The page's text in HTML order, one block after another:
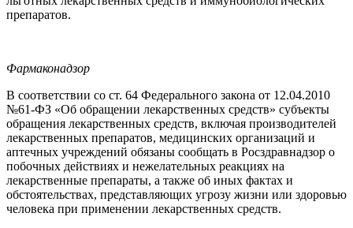
препаратов.
Фармаконадзор
В соответствии со ст. 64 Федерального закона от 12.04.2010
№61-ФЗ «Об обращении лекарственных средств» субъекты
обращения лекарственных средств, включая производителей
лекарственных препаратов, медицинских организаций и
аптечных учреждений обязаны сообщать в Росздравнадзор о
побочных действиях и нежелательных реакциях на
лекарственные препараты, а также об иных фактах и
обстоятельствах, представляющих угрозу жизни или здоровью
человека при применении лекарственных средств.